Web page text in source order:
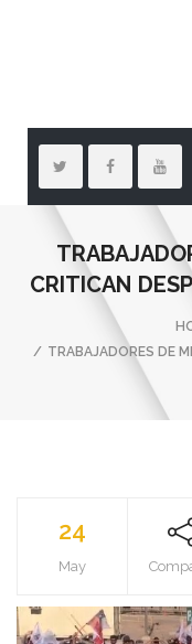
CRITICAN
TRABAJADORES DE
24
May